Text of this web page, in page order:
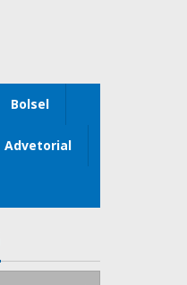
Bolsel
Advetorial